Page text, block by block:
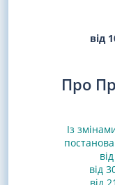
від
Про
Із
від